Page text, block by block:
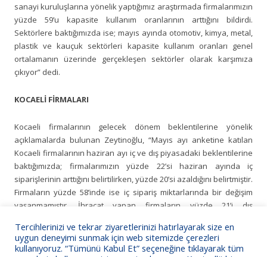
sanayi kuruluşlarına yönelik yaptığımız araştırmada firmalarımızın
yüzde 59’u kapasite kullanım oranlarının arttığını bildirdi.
Sektörlere baktığımızda ise; mayıs ayında otomotiv, kimya, metal,
plastik ve kauçuk sektörleri kapasite kullanım oranları genel
ortalamanın üzerinde gerçekleşen sektörler olarak karşımıza
çıkıyor” dedi.
KOCAELİ FİRMALARI
Kocaeli firmalarının gelecek dönem beklentilerine yönelik
açıklamalarda bulunan Zeytinoğlu, “Mayıs ayı anketine katılan
Kocaeli firmalarının haziran ayı iç ve dış piyasadaki beklentilerine
baktığımızda; firmalarımızın yüzde 22’si haziran ayında iç
siparişlerinin arttığını belirtilirken, yüzde 20’si azaldığını belirtmiştir.
Firmaların yüzde 58’inde ise iç sipariş miktarlarında bir değişim
yaşanmamıştır. İhracat yapan firmaların yüzde 21’i dış
bildirmişlerdir. Firmaların yüzde 62’sinde ise alınan dış sipariş
miktarlarında bir değişim yaşanmamıştır” açıklamasında bulundu.
Tercihlerinizi ve tekrar ziyaretlerinizi hatırlayarak size en
uygun deneyimi sunmak için web sitemizde çerezleri
kullanıyoruz. “Tümünü Kabul Et” seçeneğine tıklayarak tüm